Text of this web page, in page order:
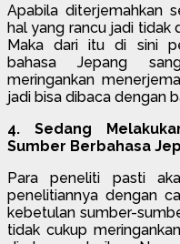
Apabila diterjemahkan
hal yang rancu jadi tidak
Maka dari itu di sini
bahasa Jepang
meringankan
jadi bisa dibaca dengan
4. Sedang
Sumber Berbahasa
Para peneliti pasti
penelitiannya dengan
kebetulan sumber-
tidak cukup